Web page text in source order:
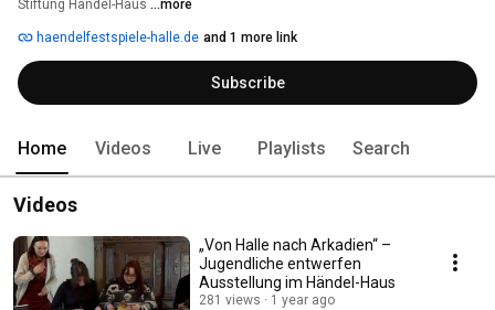
Stiftung Händel-Haus ...more
haendelfestspiele-halle.de and 1 more link
Subscribe
Home Videos Live Playlists Search
Videos
„Von Halle nach Arkadien“ –
Jugendliche entwerfen
Ausstellung im Händel-Haus
281 views 1 year ago